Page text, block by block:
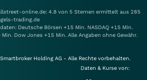
online.de: 4.8 von 5 Sternen ermittelt aus 285
trading.de
Deutsche Börsen +15 Min. NASDAQ +15 Min.
Min. Dow Jones +15 Min. Alle Angaben ohne Gewähr.
Holding AG - Alle Rechte vorbehalten.
Daten & Kurse von: